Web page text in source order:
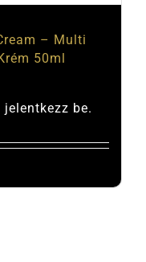
– Multi
50ml
be.